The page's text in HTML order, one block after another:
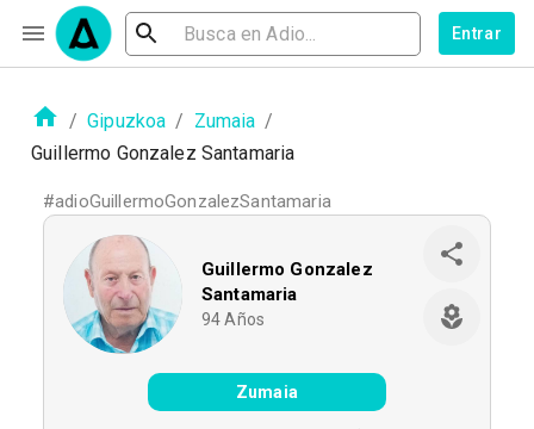
Entrar
/ Gipuzkoa / Zumaia /
Guillermo Gonzalez Santamaria
#adioGuillermoGonzalezSantamaria
Guillermo Gonzalez
Santamaria
94 Años
Zumaia